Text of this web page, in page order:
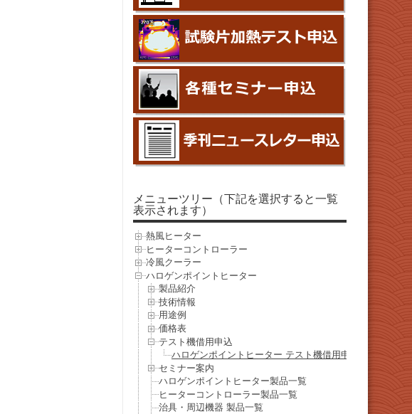
メニューツリー（下記を選択すると一覧
表示されます）
熱風ヒーター
ヒーターコントローラー
冷風クーラー
ハロゲンポイントヒーター
製品紹介
技術情報
用途例
価格表
テスト機借用申込
ハロゲンポイントヒーター テスト機借用申込
セミナー案内
ハロゲンポイントヒーター製品一覧
ヒーターコントローラー製品一覧
治具・周辺機器 製品一覧